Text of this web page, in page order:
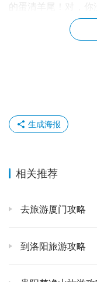
的蛋清羊尾！对，你
酥脆的外皮，咬开
妈呀，简直是味蕾
边吃，手里拿着个
刻，感觉时间都慢
⛰️ 吃饱喝足，咱们
往，盘山公路蜿蜒向
的栈道修得特别好
射出彩虹，简直美到
生成海报
相关推荐
去旅游厦门攻略
到洛阳旅游攻略